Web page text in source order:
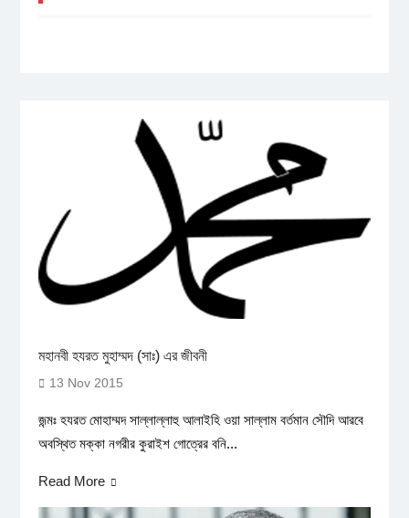
মহানবী হযরত মুহাম্মদ (সাঃ) এর জীবনী
13 Nov 2015
জন্মঃ হযরত মোহাম্মদ সাল্লাল্লাহু আলাইহি ওয়া সাল্লাম বর্তমান সৌদি আরবে
অবস্থিত মক্কা নগরীর কুরাইশ গোত্রের বনি...
Read More